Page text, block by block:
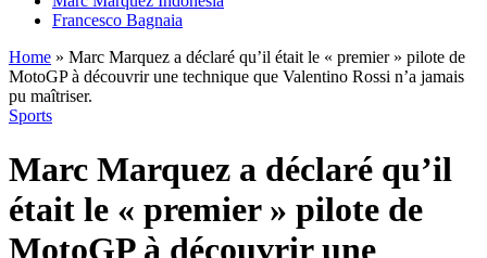
Francesco Bagnaia
Home » Marc Marquez a déclaré qu’il était le « premier » pilote de
MotoGP à découvrir une technique que Valentino Rossi n’a jamais
pu maîtriser.
Sports
Marc Marquez a déclaré qu’il
était le « premier » pilote de
MotoGP à découvrir une